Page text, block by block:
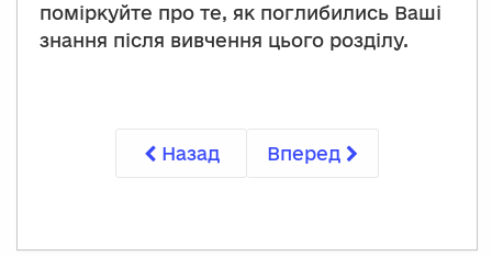
поміркуйте про те, як поглибились Ваші
знання після вивчення цього розділу.
Назад Вперед